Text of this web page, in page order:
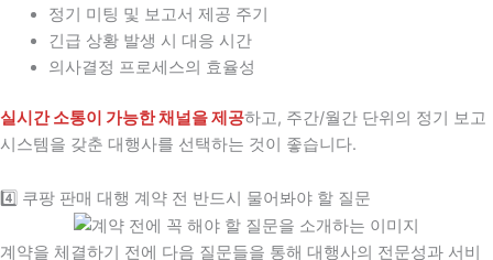
정기 미팅 및 보고서 제공 주기
긴급 상황 발생 시 대응 시간
의사결정 프로세스의 효율성
실시간 소통이 가능한 채널을 제공하고, 주간/월간 단위의 정기 보고
시스템을 갖춘 대행사를 선택하는 것이 좋습니다.
4️⃣ 쿠팡 판매 대행 계약 전 반드시 물어봐야 할 질문
계약을 체결하기 전에 다음 질문들을 통해 대행사의 전문성과 서비